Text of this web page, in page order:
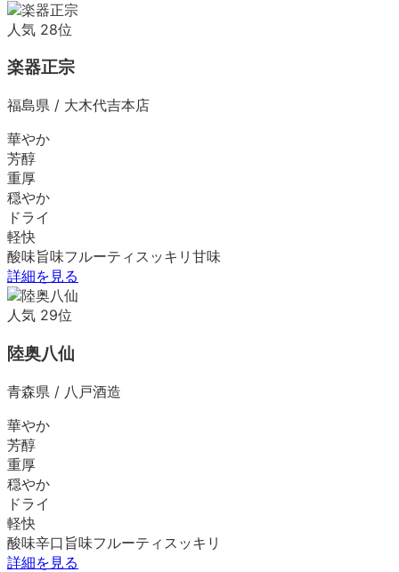
人気 28位
楽器正宗
福島県 / 大木代吉本店
華やか
芳醇
重厚
穏やか
ドライ
軽快
酸味旨味フルーティ スッキリ 甘味
詳細を見る
人気 29位
陸奥八仙
青森県 / 八戸酒造
華やか
芳醇
重厚
穏やか
ドライ
軽快
酸味辛口 旨味フルーティ スッキリ
詳細を見る